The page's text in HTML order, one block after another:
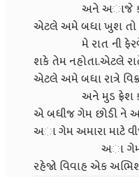
અને અાજે કોલેજ ના
એટલે અમે બધા ખુશ તો
મે રાત ની ફેરવેલ
શકે તેમ નહોતા.એટલે
એટલે અમે બધા રાત્રે
અને મુડ ફ્રેશ કરવા
એ બધીજ ગેમ છોડી ને
અા ગેમ અમારા માટે
અા ગેમ કેવી રીતે
રહેજો વિવાહ એક